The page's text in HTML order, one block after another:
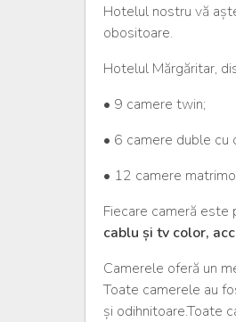
Hotelul nostru vă
obositoare.
Hotelul Mărgăritar,
• 9 camere twin;
• 6 camere duble cu
• 12 camere
Fiecare cameră
cablu și tv color,
Camerele oferă un
Toate camerele au
și odihnitoare.Toate